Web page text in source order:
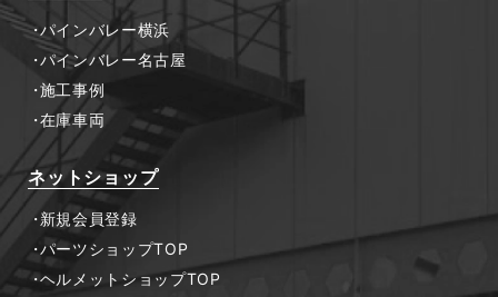
パインバレー横浜
パインバレー名古屋
施工事例
在庫車両
ネットショップ
新規会員登録
パーツショップTOP
ヘルメットショップTOP